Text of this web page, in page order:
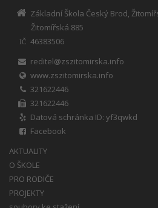
Základní Škola Český Brod,
Žitomířská 885
IČ
46383506
reditel@zszitomirska.info
www.zszitomirska.info
321622446
321622446
Datová schránka ID: yf3qwkd
Facebook
AKTUALITY
O ŠKOLE
PRO RODIČE
PROJEKTY